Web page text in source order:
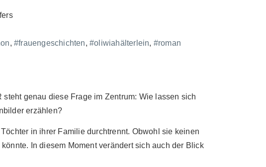
,#frauengeschichten,#oliwiahälterlein, #roman
genau diese Frage im Zentrum: Wie lassen sich
erzählen?
in ihrer Familie durchtrennt. Obwohl sie keinen
In diesem Moment verändert sich auch der Blick